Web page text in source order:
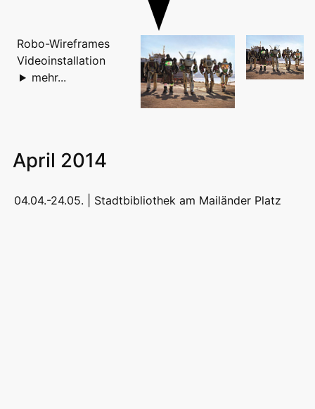
Robo-Wireframes
Videoinstallation
mehr...
April 2014
04.04.-24.05. | Stadtbibliothek am Mailänder Platz